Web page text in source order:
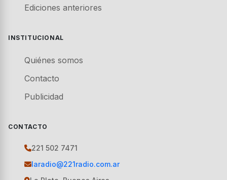
Ediciones anteriores
INSTITUCIONAL
Quiénes somos
Contacto
Publicidad
CONTACTO
221 502 7471
laradio@221radio.com.ar